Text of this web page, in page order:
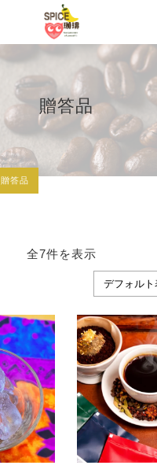
贈答品
贈答品
全7件を表示